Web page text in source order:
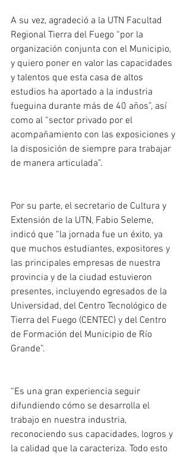
A su vez, agradeció a la UTN Facultad
Regional Tierra del Fuego “por la
organización conjunta con el Municipio,
y quiero poner en valor las capacidades
y talentos que esta casa de altos
estudios ha aportado a la industria
fueguina durante más de 40 años”, así
como al “sector privado por el
acompañamiento con las exposiciones y
la disposición de siempre para trabajar
de manera articulada”.
Por su parte, el secretario de Cultura y
Extensión de la UTN, Fabio Seleme,
indicó que “la jornada fue un éxito, ya
que muchos estudiantes, expositores y
las principales empresas de nuestra
provincia y de la ciudad estuvieron
presentes, incluyendo egresados de la
Universidad, del Centro Tecnológico de
Tierra del Fuego (CENTEC) y del Centro
de Formación del Municipio de Río
Grande”.
“Es una gran experiencia seguir
difundiendo cómo se desarrolla el
trabajo en nuestra industria,
reconociendo sus capacidades, logros y
la calidad que la caracteriza. Todo esto